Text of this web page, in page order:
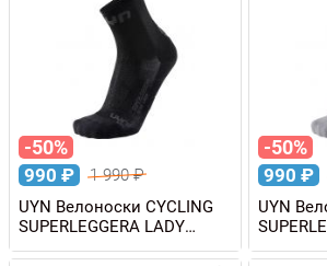
-50%
990 ₽ 1 990₽
UYN Велоноски CYCLING
SUPERLEGGERA LADY
женские
-50%
990 ₽
UYN
женские